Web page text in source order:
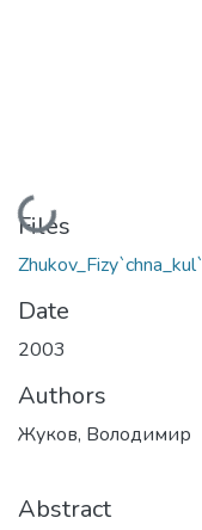
Loading...
Files
Date
2003
Authors
Жуков, Володимир
Abstract